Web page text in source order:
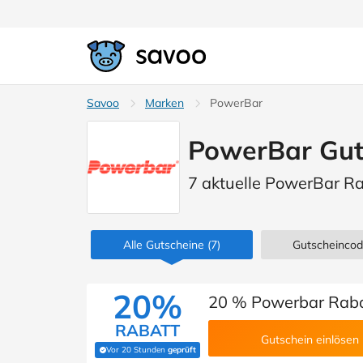
Savoo Marken PowerBar
PowerBar
7 aktuelle PowerBar
Alle Gutscheine (7)
20%
RABATT
Vor 20 Stunden geprüft
(Von Savoo geprüft)
20 % Powerbar
Gutschein einlösen